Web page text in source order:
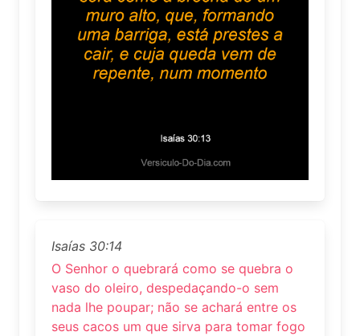
Isaías 30:14
O Senhor o quebrará como se quebra o
vaso do oleiro, despedaçando-o sem
nada lhe poupar; não se achará entre os
seus cacos um que sirva para tomar fogo